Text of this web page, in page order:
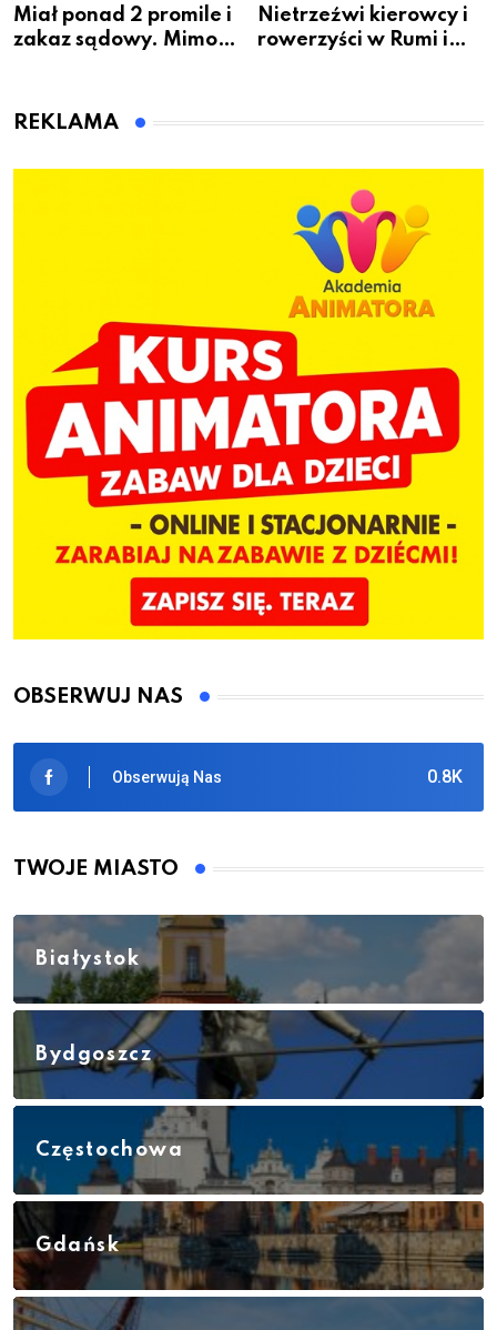
Miał ponad 2 promile i
zakaz sądowy. Mimo
Bolszewie i uderzył w
Nietrzeźwi kierowcy i
rowerzyści w Rumi i
REKLAMA
OBSERWUJ NAS
0.8K
Obserwują Nas
TWOJE MIASTO
Białystok
Bydgoszcz
Częstochowa
Gdańsk